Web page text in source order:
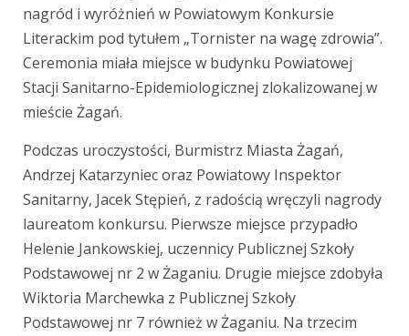
nagród i wyróżnień w Powiatowym Konkursie
Literackim pod tytułem „Tornister na wagę zdrowia”.
Ceremonia miała miejsce w budynku Powiatowej
Stacji Sanitarno-Epidemiologicznej zlokalizowanej w
mieście Żagań.
Podczas uroczystości, Burmistrz Miasta Żagań,
Andrzej Katarzyniec oraz Powiatowy Inspektor
Sanitarny, Jacek Stępień, z radością wręczyli nagrody
laureatom konkursu. Pierwsze miejsce przypadło
Helenie Jankowskiej, uczennicy Publicznej Szkoły
Podstawowej nr 2 w Żaganiu. Drugie miejsce zdobyła
Wiktoria Marchewka z Publicznej Szkoły
Podstawowej nr 7 również w Żaganiu. Na trzecim